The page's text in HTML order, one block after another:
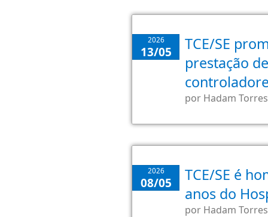
2026
13/05
TCE/SE
prestação
por Hadam
2026
08/05
TCE/SE é
anos do
por Hadam